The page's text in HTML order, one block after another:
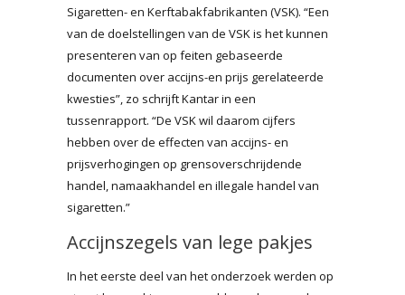
Sigaretten- en Kerftabakfabrikanten (VSK). “Een
van de doelstellingen van de VSK is het kunnen
presenteren van op feiten gebaseerde
documenten over accijns-en prijs gerelateerde
kwesties”, zo schrijft Kantar in een
tussenrapport. “De VSK wil daarom cijfers
hebben over de effecten van accijns- en
prijsverhogingen op grensoverschrijdende
handel, namaakhandel en illegale handel van
sigaretten.”
Accijnszegels van lege pakjes
In het eerste deel van het onderzoek werden op